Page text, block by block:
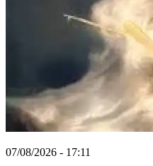
07/08/2026 - 17:11